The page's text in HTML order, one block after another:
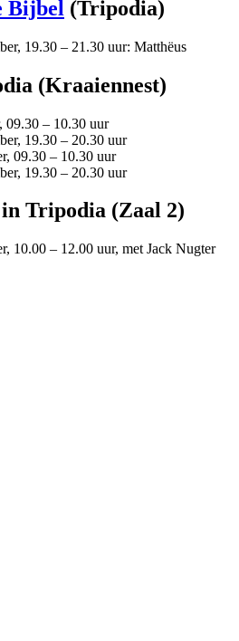
Bijbel (Tripodia)
19.30 – 21.30 uur: Matthëus
(Kraaiennest)
09.30 – 10.30 uur
19.30 – 20.30 uur
09.30 – 10.30 uur
19.30 – 20.30 uur
Tripodia (Zaal 2)
10.00 – 12.00 uur, met Jack Nugter